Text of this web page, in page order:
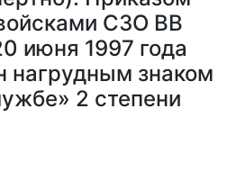
СЗО ВВ
июня 1997 года
нагрудным знаком
2 степени